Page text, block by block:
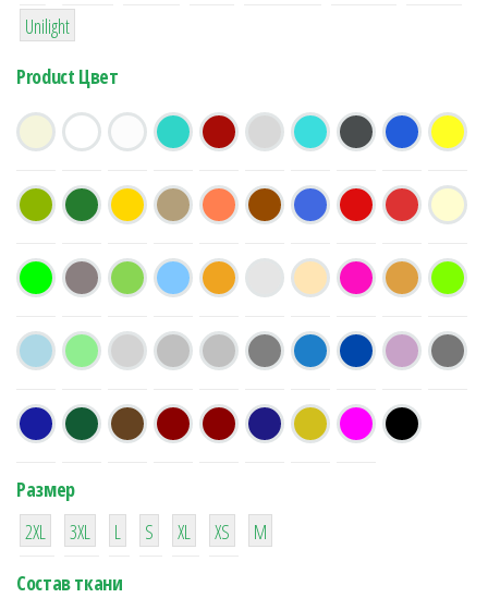
1
Unilight
Product Цвет
Размер
38
2XL
16
3XL
42
L
42
S
42
XL XS
М
Состав ткани